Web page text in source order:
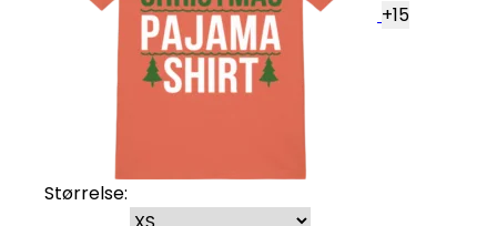
+15
Størrelse: